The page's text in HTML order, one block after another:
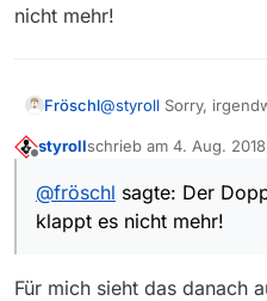
nicht mehr!
Fröschl@styroll Sorry,
Nein, der Fehler
https://
hekView-
Doppelklick(!)
Sinn der Sache, oder?
Nachtrag:Der
styrollschrieb am 4. Aug.
zuletzt editiert von
@fröschl sagte: Der
klappt es nicht mehr!
Für mich sieht das danach